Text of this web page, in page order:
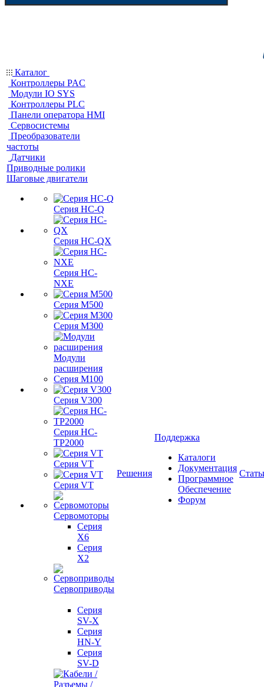
Каталог
Контроллеры PAC
Модули IO SYS
Контроллеры PLC
Панели оператора HMI
Сервосистемы
Преобразователи
частоты
Датчики
Приводные ролики
Шаговые двигатели
Серия HC-Q
Серия HC-QX
Серия HC-
NXE
Серия M500
Серия M300
Модули
расширения
Серия M100
Серия V300
Серия HC-
TP2000
Серия VT
Серия VT
Сервомоторы
Серия
X6
Серия
X2
Сервоприводы
Серия
SV-X
Серия
HN-Y
Серия
SV-D
Решения
Поддержка
Каталоги
Документация
Программное
Обеспечение
Форум